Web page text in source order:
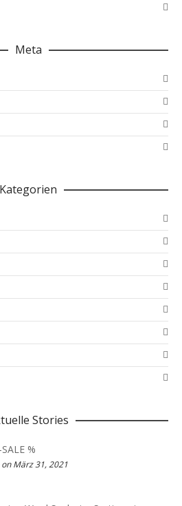
Meta
Kategorien
Stories
%
März 31, 2021